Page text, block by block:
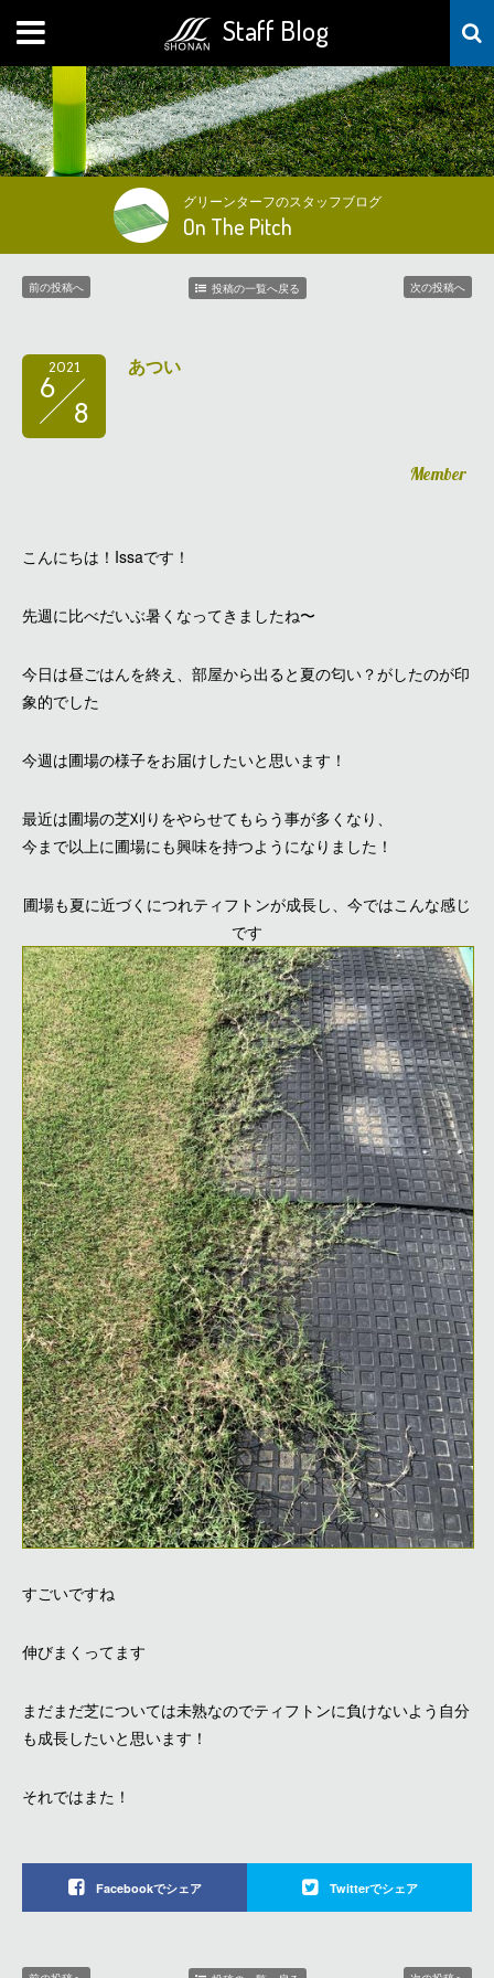
Staff Blog
MENU
グリーンターフのスタッフブログ
On The Pitch
前の投稿へ 投稿の一覧へ戻る 次の投稿へ
2021
6
8
あつい
Member
こんにちは！Issaです！
先週に比べだいぶ暑くなってきましたね〜
今日は昼ごはんを終え、部屋から出ると夏の匂い？がしたのが印
象的でした
今週は圃場の様子をお届けしたいと思います！
最近は圃場の芝刈りをやらせてもらう事が多くなり、
今まで以上に圃場にも興味を持つようになりました！
圃場も夏に近づくにつれティフトンが成長し、今ではこんな感じ
です
すごいですね
伸びまくってます
まだまだ芝については未熟なのでティフトンに負けないよう自分
も成長したいと思います！
それではまた！
Facebookでシェア Twitterでシェア